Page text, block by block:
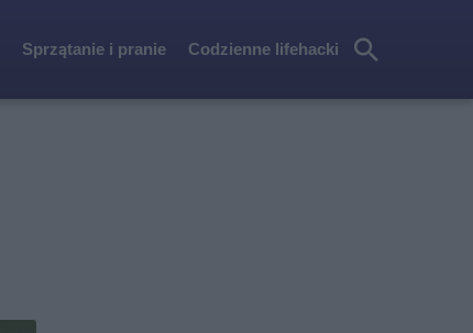
Sprzątanie i pranie Codzienne lifehacki
kaj